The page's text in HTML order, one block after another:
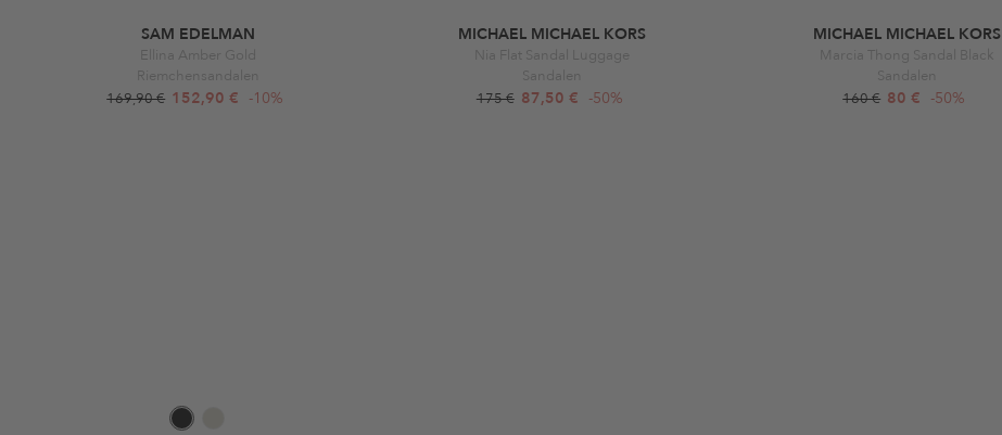
SAM EDELMAN
Ellina Amber Gold
Riemchensandalen
169,90 € 152,90 € -10%
MICHAEL MICHAEL KORS
Nia Flat Sandal Luggage
Sandalen
175 € 87,50 € -50%
MICHAEL MICHAEL KORS
Marcia Thong Sandal Black
Sandalen
160 € 80 € -50%